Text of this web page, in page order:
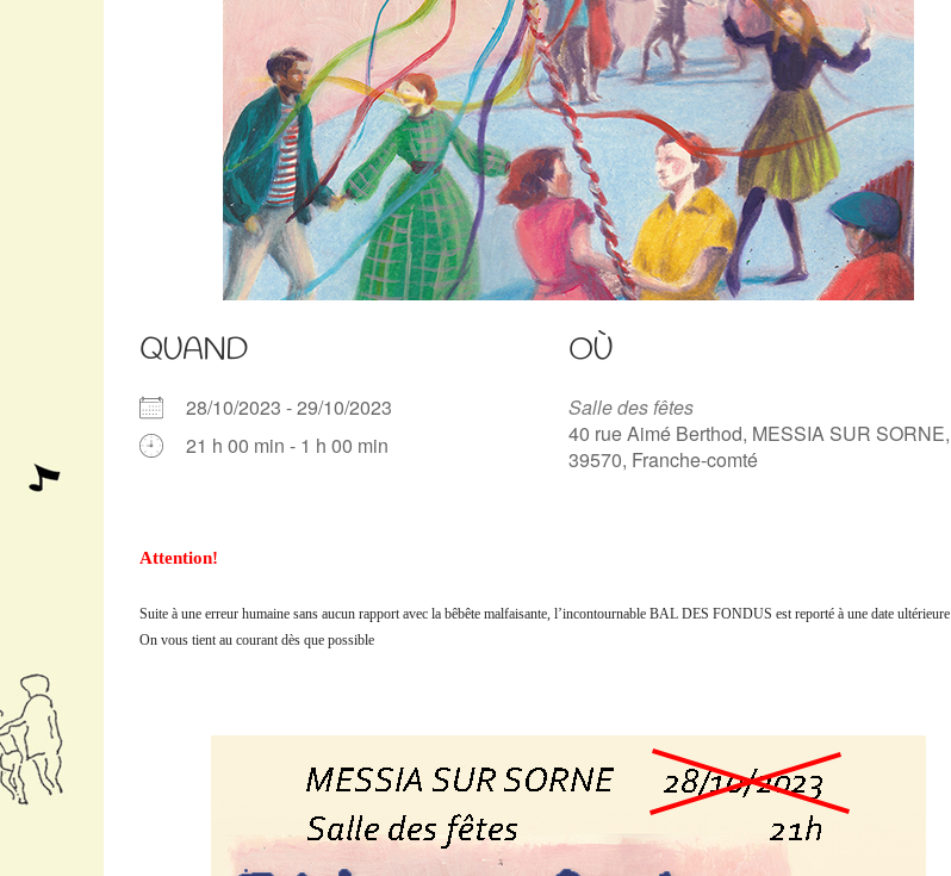
QUAND
28/10/2023 - 29/10/2023
21 h 00 min - 1 h 00 min
OÙ
Salle des fêtes
40 rue Aimé Berthod, MESSIA SUR SORNE,
39570, Franche-comté
Attention!
Suite à une erreur humaine sans aucun rapport avec la bêbête malfaisante, l’incontournable BAL DES FONDUS est reporté à une date ultérieure
On vous tient au courant dès que possible